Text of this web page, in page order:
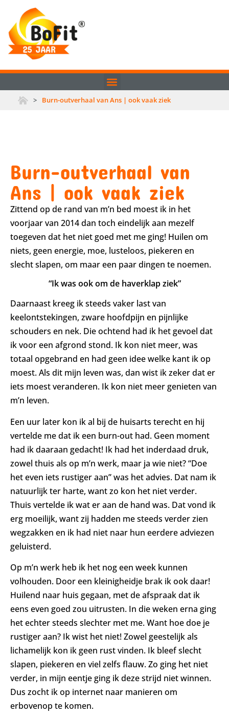
> Burn-outverhaal van Ans | ook vaak ziek
Burn-outverhaal van
Ans | ook vaak ziek
Zittend op de rand van m’n bed moest ik in het
voorjaar van 2014 dan toch eindelijk aan mezelf
toegeven dat het niet goed met me ging! Huilen om
niets, geen energie, moe, lusteloos, piekeren en
slecht slapen, om maar een paar dingen te noemen.
“Ik was ook om de haverklap ziek”
Daarnaast kreeg ik steeds vaker last van
keelontstekingen, zware hoofdpijn en pijnlijke
schouders en nek. Die ochtend had ik het gevoel dat
ik voor een afgrond stond. Ik kon niet meer, was
totaal opgebrand en had geen idee welke kant ik op
moest. Als dit mijn leven was, dan wist ik zeker dat er
iets moest veranderen. Ik kon niet meer genieten van
m’n leven.
Een uur later kon ik al bij de huisarts terecht en hij
vertelde me dat ik een burn-out had. Geen moment
had ik daaraan gedacht! Ik had het inderdaad druk,
zowel thuis als op m’n werk, maar ja wie niet? “Doe
het even iets rustiger aan” was het advies. Dat nam ik
natuurlijk ter harte, want zo kon het niet verder.
Thuis vertelde ik wat er aan de hand was. Dat vond ik
erg moeilijk, want zij hadden me steeds verder zien
wegzakken en ik had niet naar hun eerdere adviezen
geluisterd.
Op m’n werk heb ik het nog een week kunnen
volhouden. Door een kleinigheidje brak ik ook daar!
Huilend naar huis gegaan, met de afspraak dat ik
eens even goed zou uitrusten. In die weken erna ging
het echter steeds slechter met me. Want hoe doe je
rustiger aan? Ik wist het niet! Zowel geestelijk als
lichamelijk kon ik geen rust vinden. Ik bleef slecht
slapen, piekeren en viel zelfs flauw. Zo ging het niet
verder, in mijn eentje ging ik deze strijd niet winnen.
Dus zocht ik op internet naar manieren om
erbovenop te komen.